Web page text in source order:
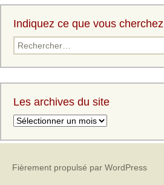
Indiquez ce que vous cherchez
Rechercher :
Les archives du site
Les
du
Fièrement propulsé par WordPress